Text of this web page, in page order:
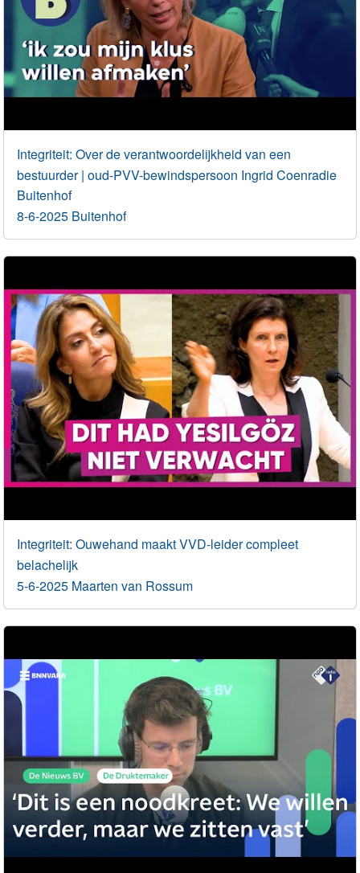
Integriteit: Over de verantwoordelijkheid van een
bestuurder | oud-PVV-bewindspersoon Ingrid Coenradie
Buitenhof
8-6-2025 Buitenhof
Integriteit: Ouwehand maakt VVD-leider compleet
belachelijk
5-6-2025 Maarten van Rossum